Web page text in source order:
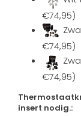
€74,95)
€74,95)
€74,95)
insert nodig.: